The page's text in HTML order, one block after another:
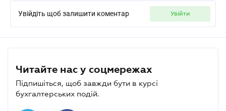
Увійдіть щоб залишити коментар увійти
Читайте нас у соцмережах
Підпишіться, щоб завжди бути в курсі
бухгалтерських подій.